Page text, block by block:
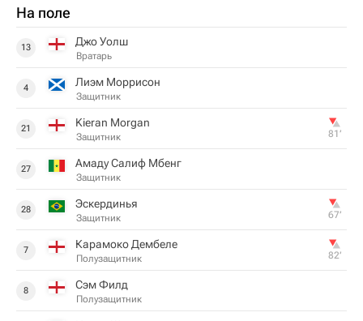
На поле
13 Джо Уолш
Вратарь
4 Лиэм Моррисон
Защитник
21 Kieran Morgan
Защитник 81‎’‎
27 Амаду Салиф Мбенг
Защитник
28 Эскердинья
Защитник 67‎’‎
7 Карамоко Дембеле
Полузащитник 82‎’‎
8 Сэм Филд
Полузащитник